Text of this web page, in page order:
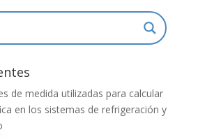
de medida utilizadas para calcular
en los sistemas de refrigeración y